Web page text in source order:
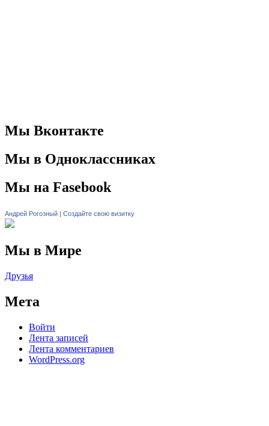
Мы Вконтакте
Мы в Одноклассниках
Мы на Fasebook
Андрей Рогозный | Создайте свою визитку
Мы в Мире
Друзья
Мета
Войти
Лента записей
Лента комментариев
WordPress.org